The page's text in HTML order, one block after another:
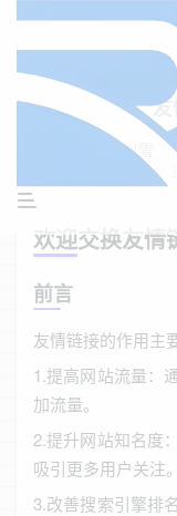
寒烟似雪
1年前发布
欢迎交换友情
前言
友情链接的作用主
1.提高网站流量：
加流量。
2.提升网站知名度
吸引更多用户关注。
3.改善搜索引擎排